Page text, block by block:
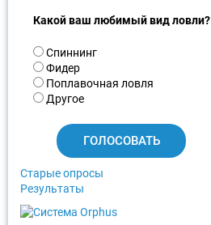
Какой ваш любимый вид ловли?
В
а
р
и
Спиннинг
Фидер
Поплавочная ловля
Другое
Старые опросы
Результаты